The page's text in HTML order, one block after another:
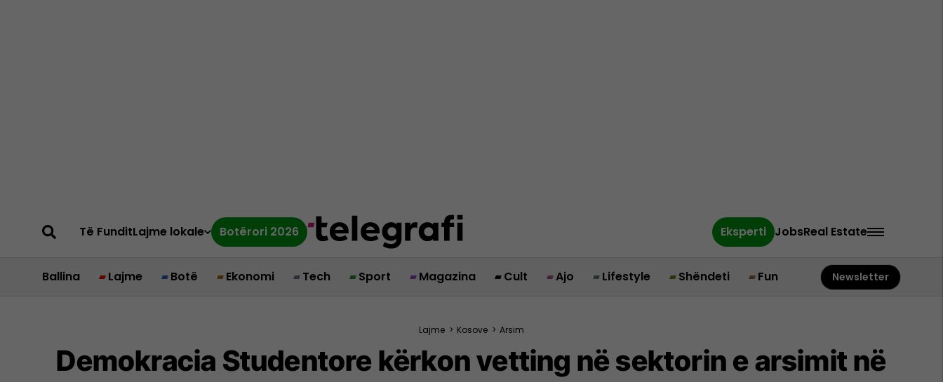
Të FunditLajme lokale Botërori 2026 Eksperti JobsReal Estate
Ballina Lajme Botë Ekonomi Tech Sport Magazina Cult Ajo Lifestyle Shëndeti Fun Newsletter
Lajme > Kosove > Arsim
Demokracia Studentore kërkon vetting në sektorin e arsimit në